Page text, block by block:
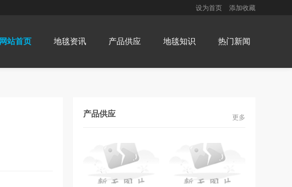
设为首页 添加收藏
网站首页 地毯资讯 产品供应 地毯知识 热门新闻
产品供应 更多